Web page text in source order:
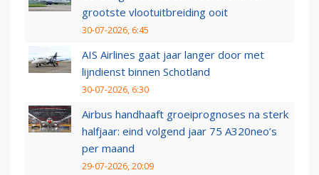
grootste vlootuitbreiding ooit
30-07-2026, 6:45
AIS Airlines gaat jaar langer door met
lijndienst binnen Schotland
30-07-2026, 6:30
Airbus handhaaft groeiprognoses na sterk
halfjaar: eind volgend jaar 75 A320neo’s
per maand
29-07-2026, 20:09